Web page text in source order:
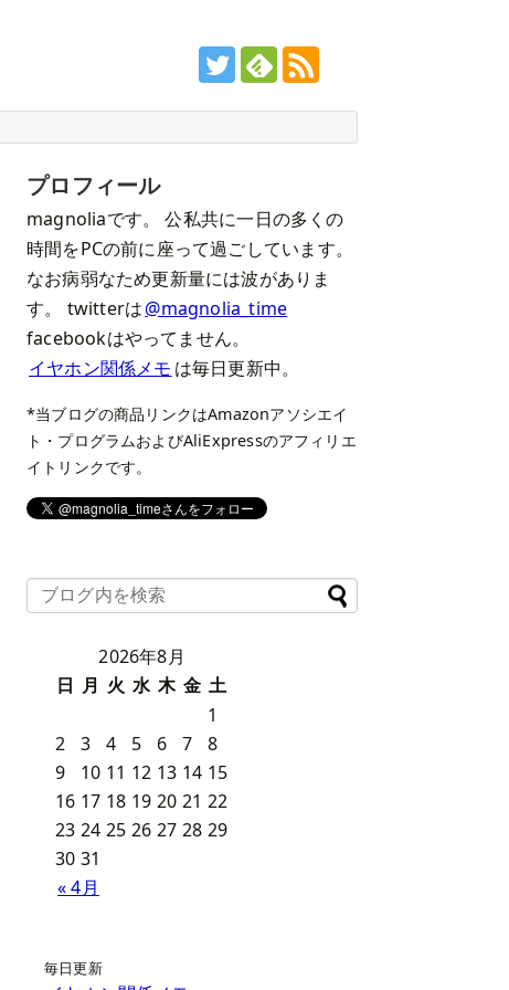
プロフィール
magnoliaです。 公私共に一日の多くの
時間をPCの前に座って過ごしています。
なお病弱なため更新量には波がありま
す。 twitterは@magnolia_time
facebookはやってません。
イヤホン関係メモ は毎日更新中。
*当ブログの商品リンクはAmazonアソシエイ
ト・プログラムおよびAliExpressのアフィリエ
イトリンクです。
2026年8月
日 月 火 水 木 金 土
« 4月
1
2
3 4 5 6 7
8
9
10 11 12 13 14 15
16 17 18 19 20 21 22
23 24 25 26 27 28 29
30 31
毎日更新